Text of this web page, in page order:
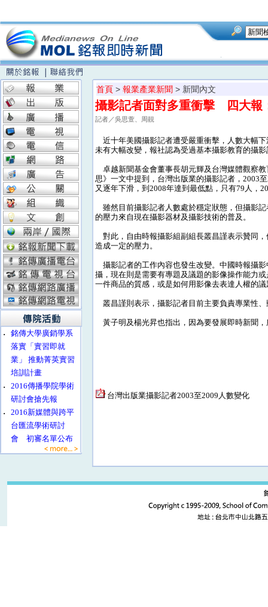
‧
銘傳大學廣銷學系
落實「實習即就
業」 推動菁英實習
培訓計畫
‧
2016傳播學院學術
研討會搶先報
‧
2016新媒體與跨平
台匯流學術研討
會 初審名單公布
首頁 > 報業產業新聞 > 新聞內文
攝影記者面對多重衝擊 四大報
記者／吳思萱、周靚
近十年美國攝影記者遭受嚴重衝擊，人數大幅
未有大幅改變，報社認為受過基本攝影教育的攝
卓越新聞基金會董事長胡元輝及台灣媒體觀察
思》一文中提到，台灣出版業的攝影記者，2003
又逐年下滑，到2008年達到最低點，只有79人，
雖然目前攝影記者人數處於穩定狀態，但攝影
的壓力來自現在攝影器材及攝影技術的普及。
對此，自由時報攝影組副組長叢昌謹表示贊同
造成一定的壓力。
攝影記者的工作內容也發生改變。中國時報攝
攝，現在則是需要有專題及議題的影像操作能力
一件商品的質感，或是如何用影像去表達人權的
叢昌謹則表示，攝影記者目前主要負責專業性
黃子明及楊光昇也指出，因為要發展即時新聞
台灣出版業攝影記者2003至2009人數變化